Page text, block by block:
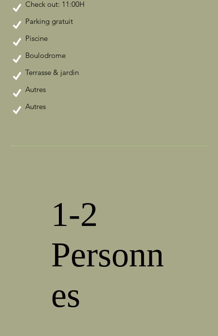
Check out: 11:00H
Parking gratuit
Terrasse & jardin
Boulodrome
Autres
Piscine
Autres
1-2
Personn
es